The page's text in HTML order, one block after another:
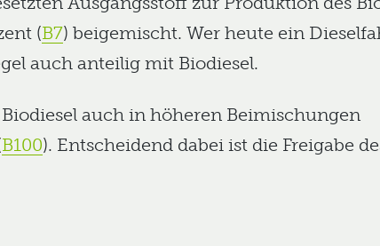
(B7) beigemischt. Wer heute ein
auch anteilig mit Biodiesel.
auch in höheren Beimischungen
B100). Entscheidend dabei ist die Freigabe